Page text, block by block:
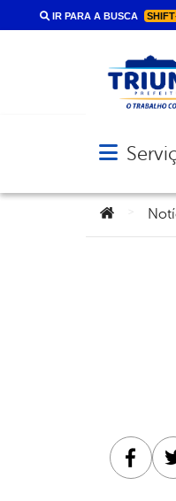
IR PARA A BUSCA
Abrir
Você está